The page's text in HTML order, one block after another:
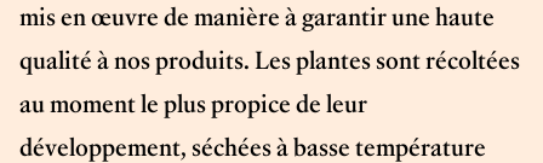
mis en œuvre de manière à garantir une haute
qualité à nos produits. Les plantes sont récoltées
au moment le plus propice de leur
développement, séchées à basse température